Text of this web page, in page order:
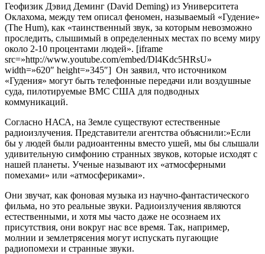
Геофизик Дэвид Деминг (David Deming) из Университета
Оклахома, между тем описал феномен, называемый «Гудение»
(The Hum), как «таинственный звук, за которым невозможно
проследить, слышимый в определенных местах по всему миру
около 2-10 процентами людей». [iframe
src=»http://www.youtube.com/embed/Dl4Kdc5HRsU»
width=»620″ height=»345″] Он заявил, что источником
«Гудения» могут быть телефонные передачи или воздушные
суда, пилотируемые ВМС США для подводных
коммуникаций.
Согласно НАСА, на Земле существуют естественные
радиоизлучения. Представители агентства объяснили:»Если
бы у людей были радиоантенны вместо ушей, мы бы слышали
удивительную симфонию странных звуков, которые исходят с
нашей планеты. Ученые называют их «атмосферными
помехами» или «атмосфериками».
Они звучат, как фоновая музыка из научно-фантастического
фильма, но это реальные звуки. Радиоизлучения являются
естественными, и хотя мы часто даже не осознаем их
присутствия, они вокруг нас все время. Так, например,
молнии и землетрясения могут испускать пугающие
радиопомехи и странные звуки.